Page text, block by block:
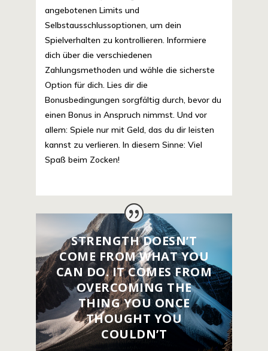
angebotenen Limits und
Selbstausschlussoptionen, um dein
Spielverhalten zu kontrollieren. Informiere
dich über die verschiedenen
Zahlungsmethoden und wähle die sicherste
Option für dich. Lies dir die
Bonusbedingungen sorgfältig durch, bevor du
einen Bonus in Anspruch nimmst. Und vor
allem: Spiele nur mit Geld, das du dir leisten
kannst zu verlieren. In diesem Sinne: Viel
Spaß beim Zocken!
STRENGTH DOESN’T
COME FROM WHAT YOU
CAN DO. IT COMES FROM
OVERCOMING THE
THING YOU ONCE
THOUGHT YOU
COULDN’T